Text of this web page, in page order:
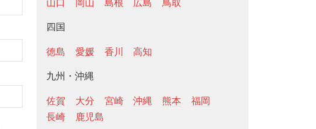
山口 岡山 島根 広島 鳥取
四国
徳島 愛媛 香川 高知
九州・沖縄
佐賀 大分 宮崎 沖縄 熊本
福岡
長崎
鹿児島